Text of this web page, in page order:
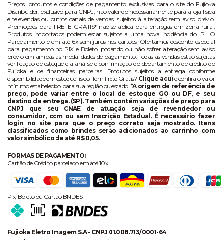
Preços, produtos e condições de pagamento exclusivas para o site do Fujioka
Distribuidor, exclusivo para CNPJ, não valendo necessariamente para a loja física
e televendas ou outros canais de vendas, sujeitos à alteração sem aviso prévio.
Promoções para FRETE GRÁTIS* não se aplica para entregas em zona rural.
Produtos importados podem estar sujeitos a uma nova incidência do IPI. O
Parcelamento é em até 6x sem juros nos cartões. Ofertamos desconto especial
para pagamento no PIX e Boleto, podendo ou não sofrer alteração sem aviso
prévio em ambas as modalidades de pagamento. Todas as vendas estão sujeitas
verificação de estoque e a análise e confirmação do departamento de crédito do
Fujioka e de financeiras parceiras. Produtos sujeitos a entrega conforme
disponibilidade em estoque físico. Tem Frete Grátis? Clique aqui e confira o valor
mínimo estabelecido para sua região ou estado. *A origem de referência de
preço, pode variar entre o local de estoque GO ou DF, e seu
destino de entrega. (SP). Também contém variações de preço para
CNPJ que seu CNAE de atuação seja de revendedor ou
consumidor, com ou sem Inscrição Estadual. É necessário fazer
login no site para que o preço correto seja mostrado. Itens
classificados como brindes serão adicionados ao carrinho com
valor simbólico de até R$ 0,05.
FORMAS DE PAGAMENTO:
Cartão de Crédito parcelado em até 10x
Pix, Boleto ou Cartão BNDES
Fujioka Eletro Imagem S.A - CNPJ 01.008.713/0001-64